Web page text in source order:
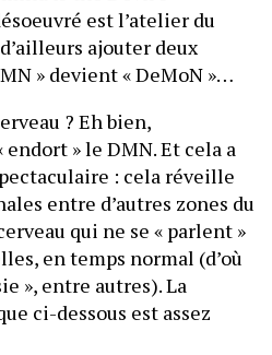
est l’atelier du
ajouter deux
» devient « DeMoN »…
? Eh bien,
» le DMN. Et cela a
: cela réveille
entre d’autres zones du
qui ne se « parlent »
en temps normal (d’où
», entre autres). La
ci-dessous est assez